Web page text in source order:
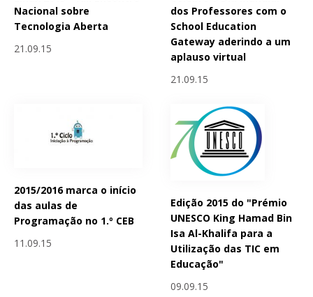
Nacional sobre
Tecnologia Aberta
21.09.15
dos Professores com o
School Education
Gateway aderindo a um
aplauso virtual
21.09.15
2015/2016 marca o início
das aulas de
Programação no 1.º CEB
11.09.15
Edição 2015 do "Prémio
UNESCO King Hamad Bin
Isa Al-Khalifa para a
Utilização das TIC em
Educação"
09.09.15